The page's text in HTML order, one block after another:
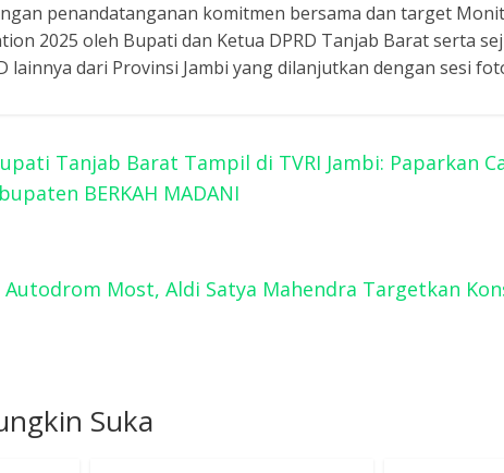
penandatanganan komitmen bersama dan target
2025 oleh Bupati dan Ketua DPRD Tanjab Barat serta
lainnya dari Provinsi Jambi yang dilanjutkan dengan sesi
Tanjab Barat Tampil di TVRI Jambi: Paparkan
BERKAH MADANI
Most, Aldi Satya Mahendra Targetkan
Suka